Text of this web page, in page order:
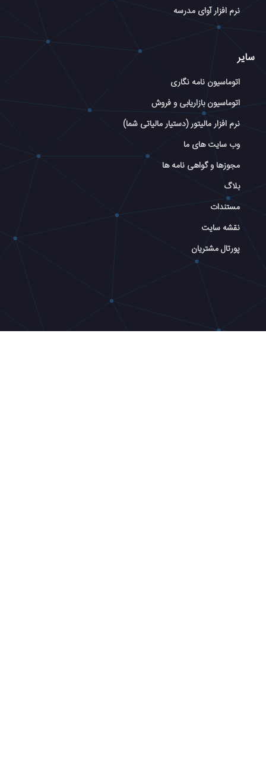
نرم افزار آوای مدرسه
سایر
اتوماسیون نامه نگاری
اتوماسیون بازاریابی و فروش
نرم افزار مالیتور (دستیار مالیاتی شما)
وب سایت های ما
مجوزها و گواهی نامه ها
بلاگ
مستندات
نقشه سایت
پورتال مشتریان